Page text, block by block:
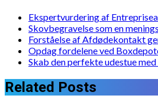
Ekspertvurdering af
Skovbegravelse som en
Forståelse af Afdødekontakt
Opdag fordelene ved
Skab den perfekte udestue
Related Posts